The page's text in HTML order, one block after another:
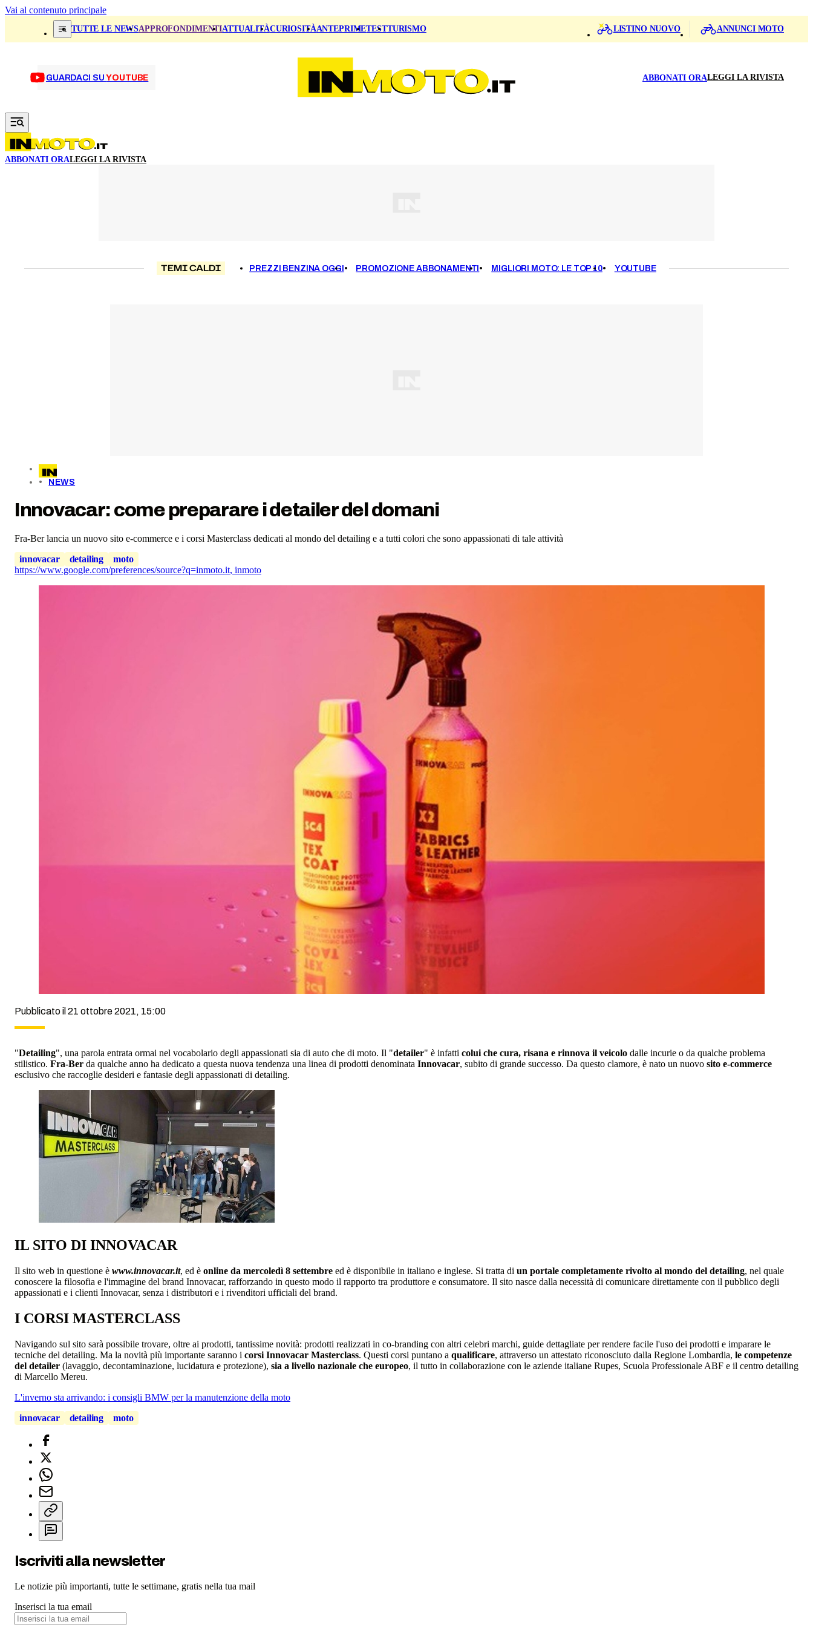
Vai al contenuto principale
TUTTE LE NEWSAPPROFONDIMENTIATTUALITÀCURIOSITÀANTEPRIMETESTTURISMO LISTINO NUOVO ANNUNCI MOTO
GUARDACI SUYOUTUBE ABBONATI ORALEGGI LA RIVISTA
ABBONATI ORALEGGI LA RIVISTA
TEMI CALDI PREZZI BENZINA OGGI PROMOZIONE ABBONAMENTI MIGLIORI MOTO: LE TOP 10 YOUTUBE
NEWS
Innovacar: come preparare i detailer del domani
Fra-Ber lancia un nuovo sito e-commerce e i corsi Masterclass dedicati al mondo del detailing e a tutti colori che sono appassionati di tale attività
innovacar
detailing
moto
https://www.google.com/preferences/source?q=inmoto.it, inmoto
Pubblicato il 21 ottobre 2021, 15:00
"Detailing", una parola entrata ormai nel vocabolario degli appassionati sia di auto che di moto. Il "detailer" è infatti colui che cura, risana e rinnova il veicolo dalle incurie o da qualche problema
stilistico. Fra-Ber da qualche anno ha dedicato a questa nuova tendenza una linea di prodotti denominata Innovacar, subito di grande successo. Da questo clamore, è nato un nuovo sito e-commerce
esclusivo che raccoglie desideri e fantasie degli appassionati di detailing.
IL SITO DI INNOVACAR
Il sito web in questione è www.innovacar.it, ed è online da mercoledì 8 settembre ed è disponibile in italiano e inglese. Si tratta di un portale completamente rivolto al mondo del detailing, nel quale
conoscere la filosofia e l'immagine del brand Innovacar, rafforzando in questo modo il rapporto tra produttore e consumatore. Il sito nasce dalla necessità di comunicare direttamente con il pubblico degli
appassionati e i clienti Innovacar, senza i distributori e i rivenditori ufficiali del brand.
I CORSI MASTERCLASS
Navigando sul sito sarà possibile trovare, oltre ai prodotti, tantissime novità: prodotti realizzati in co-branding con altri celebri marchi, guide dettagliate per rendere facile l'uso dei prodotti e imparare le
tecniche del detailing. Ma la novità più importante saranno i corsi Innovacar Masterclass. Questi corsi puntano a qualificare, attraverso un attestato riconosciuto dalla Regione Lombardia, le competenze
del detailer (lavaggio, decontaminazione, lucidatura e protezione), sia a livello nazionale che europeo, il tutto in collaborazione con le aziende italiane Rupes, Scuola Professionale ABF e il centro detailing
di Marcello Mereu.
L'inverno sta arrivando: i consigli BMW per la manutenzione della moto
innovacar
detailing moto
Iscriviti alla newsletter
Le notizie più importanti, tutte le settimane, gratis nella tua mail
Inserisci la tua email